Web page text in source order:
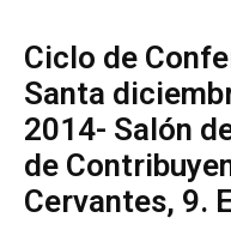
Ciclo de
Santa
2014- Salón
de
Cervantes, 9.